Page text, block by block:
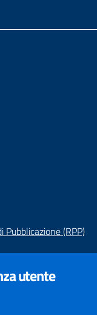
(RPP)
DEL SITO
utente